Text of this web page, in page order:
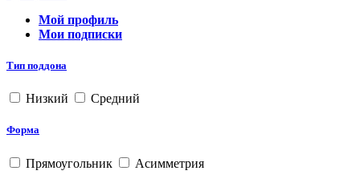
Мой профиль
Мои подписки
Тип поддона
Низкий Средний
Форма
Прямоугольник Асимметрия